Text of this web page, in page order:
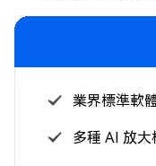
業界標準軟
多種 AI 放